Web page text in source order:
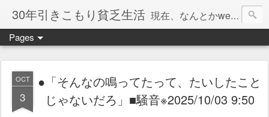
30年引きこもり貧乏生活 現在、なんとかweb系の仕事で食べています。このブログで扱う問題は「この世とはなにか」「人生とはなにか」「人間とはなにか」「強迫神経症の原因と解決法」「うつ病の原因と寄り添う方法」「家族の問題」などについてです。
Pages
OCT
3
●「そんなの鳴ってたって、たいしたこと
じゃないだろ」■騒音※2025/10/03 9:50